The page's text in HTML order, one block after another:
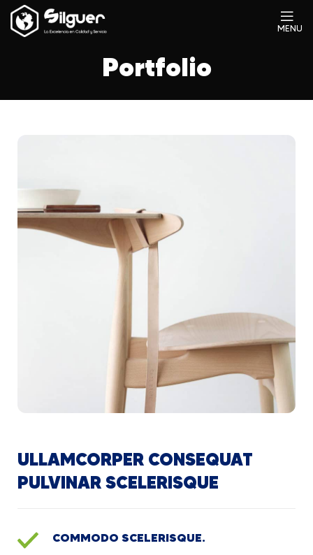
MENU
Portfolio
ULLAMCORPER CONSEQUAT
PULVINAR SCELERISQUE
COMMODO SCELERISQUE.